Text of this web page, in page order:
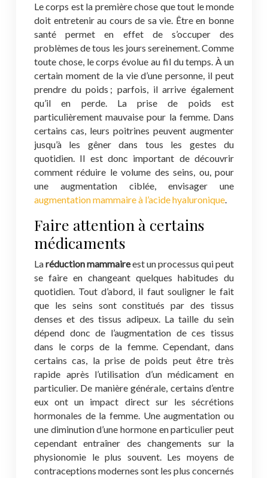
Le corps est la première chose que tout le monde
doit entretenir au cours de sa vie. Être en bonne
santé permet en effet de s’occuper des
problèmes de tous les jours sereinement. Comme
toute chose, le corps évolue au fil du temps. À un
certain moment de la vie d’une personne, il peut
prendre du poids ; parfois, il arrive également
qu’il en perde. La prise de poids est
particulièrement mauvaise pour la femme. Dans
certains cas, leurs poitrines peuvent augmenter
jusqu’à les gêner dans tous les gestes du
quotidien. Il est donc important de découvrir
comment réduire le volume des seins, ou, pour
une augmentation ciblée, envisager une
augmentation mammaire à l’acide hyaluronique.
Faire attention à certains
médicaments
Laréduction mammaireest un processus qui peut
se faire en changeant quelques habitudes du
quotidien. Tout d’abord, il faut souligner le fait
que les seins sont constitués par des tissus
denses et des tissus adipeux. La taille du sein
dépend donc de l’augmentation de ces tissus
dans le corps de la femme. Cependant, dans
certains cas, la prise de poids peut être très
rapide après l’utilisation d’un médicament en
particulier. De manière générale, certains d’entre
eux ont un impact direct sur les sécrétions
hormonales de la femme. Une augmentation ou
une diminution d’une hormone en particulier peut
cependant entraîner des changements sur la
physionomie le plus souvent. Les moyens de
contraceptions modernes sont les plus concernés